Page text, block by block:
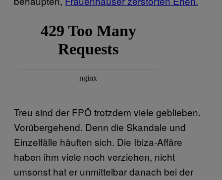
Treu sind der FPÖ trotzdem viele geblieben.
Vorübergehend. Denn die Skandale und
Einzelfälle häuften sich. Die Ibiza-Affäre
haben ihm viele noch verziehen, nicht
umsonst hat er unmittelbar danach bei der